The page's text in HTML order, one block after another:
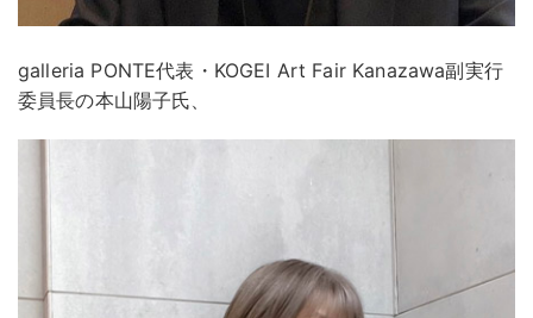
galleria PONTE代表・KOGEI Art Fair Kanazawa副実行
委員長の本山陽子氏、